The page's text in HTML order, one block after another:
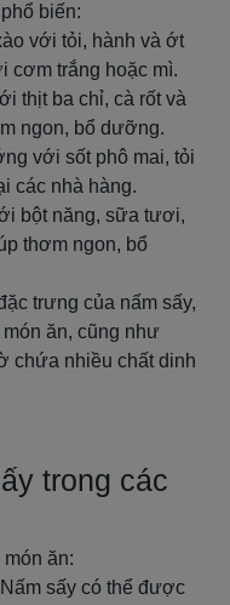
biến:
với tỏi, hành và ớt
cơm trắng hoặc mì.
thịt ba chỉ, cà rốt và
ngon, bổ dưỡng.
với sốt phô mai, tỏi
các nhà hàng.
bột năng, sữa tươi,
thơm ngon, bổ
trưng của nấm sấy,
ăn, cũng như
chứa nhiều chất dinh
trong các
ăn:
sấy có thể được